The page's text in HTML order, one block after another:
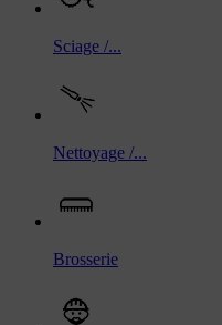
Sciage /...
Nettoyage /...
Brosserie